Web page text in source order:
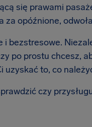
się prawami
opóźnione,
bezstresowe.
po prostu chcesz,
uzyskać to, co
czy